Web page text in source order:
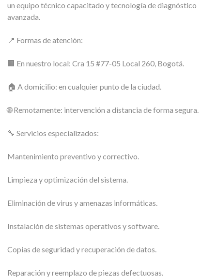
un equipo técnico capacitado y tecnología de diagnóstico
avanzada.
📍 Formas de atención:
🏢 En nuestro local: Cra 15 #77-05 Local 260, Bogotá.
🏠 A domicilio: en cualquier punto de la ciudad.
🌐 Remotamente: intervención a distancia de forma segura.
🔧 Servicios especializados:
Mantenimiento preventivo y correctivo.
Limpieza y optimización del sistema.
Eliminación de virus y amenazas informáticas.
Instalación de sistemas operativos y software.
Copias de seguridad y recuperación de datos.
Reparación y reemplazo de piezas defectuosas.